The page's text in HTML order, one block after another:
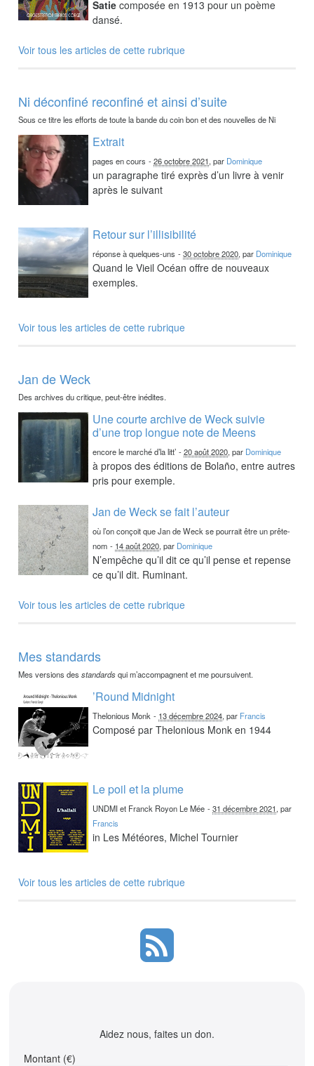
Satie composée en 1913 pour un poème
dansé.
Voir tous les articles de cette rubrique
Ni déconfiné reconfiné et ainsi d’suite
Sous ce titre les efforts de toute la bande du coin bon et des nouvelles de Ni
Extrait
pages en cours -26 octobre 2021, par Dominique
un paragraphe tiré exprès d’un livre à venir
après le suivant
Retour sur l’illisibilité
réponse à quelques-uns -30 octobre 2020, par Dominique
Quand le Vieil Océan offre de nouveaux
exemples.
Voir tous les articles de cette rubrique
Jan de Weck
Des archives du critique, peut-être inédites.
Une courte archive de Weck suivie
d’une trop longue note de Meens
encore le marché d’la litt’ -20 août 2020, par Dominique
à propos des éditions de Bolaño, entre autres
pris pour exemple.
Jan de Weck se fait l’auteur
où l’on conçoit que Jan de Weck se pourrait être un prête-
nom - 14 août 2020, par Dominique
N’empêche qu’il dit ce qu’il pense et repense
ce qu’il dit. Ruminant.
Voir tous les articles de cette rubrique
Mes standards
Mes versions desstandardsqui m’accompagnent et me poursuivent.
’Round Midnight
Thelonious Monk - 13 décembre 2024, par Francis
Composé par Thelonious Monk en 1944
Le poil et la plume
UNDMI et Franck Royon Le Mée -31 décembre 2021, par
Francis
in Les Météores, Michel Tournier
Voir tous les articles de cette rubrique
Aidez nous, faites un don.
Montant (€)